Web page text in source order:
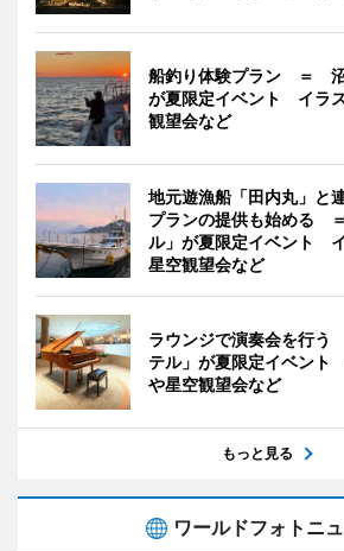
船釣り体験プラン ＝ 沼
が夏限定イベント イラ
観望会など
地元遊漁船「田内丸」と
プランの提供も始める
ル」が夏限定イベント
星空観望会など
ラウンジで演奏会を行
テル」が夏限定イベン
や星空観望会など
もっと見る
ワールドフォトニ